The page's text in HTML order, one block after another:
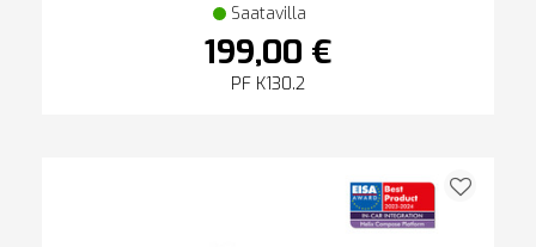
Saatavilla
199,00 €
PF K130.2